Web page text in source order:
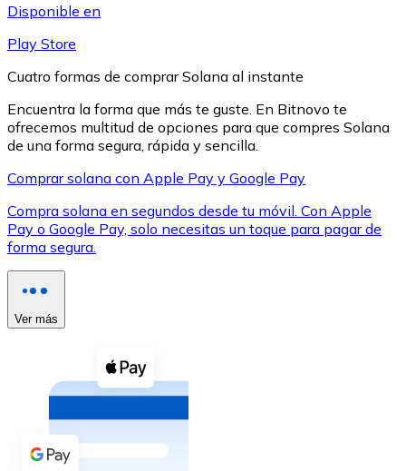
XRP
XRP
Efectivo
Comprar con efectivo
Transferencia SEPA
Añade fondos a tu cuenta Bitnovo o realiza compras
Disponible en
Play Store
Cuatro formas de comprar Solana al instante
Encuentra la forma que más te guste. En Bitnovo te
ofrecemos multitud de opciones para que compres Solana
de una forma segura, rápida y sencilla.
Comprar solana con Apple Pay y Google Pay
Compra solana en segundos desde tu móvil. Con Apple
Pay o Google Pay, solo necesitas un toque para pagar de
forma segura.
Ver más